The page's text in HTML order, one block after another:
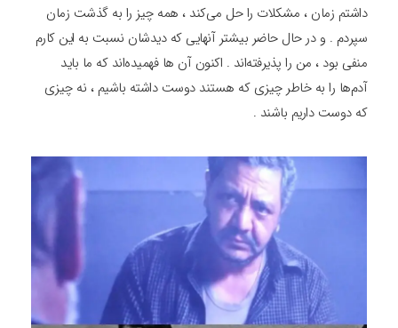
داشتم زمان ، مشکلات را حل می‌کند ، همه چیز را به گذشت زمان
سپردم . و در حال حاضر بیشتر آنهایی که دیدشان نسبت به این کارم
منفی بود ، من را پذیرفته‌اند . اکنون آن ها فهمیده‌اند که ما باید
آدم‌ها را به خاطر چیزی که هستند دوست داشته باشیم ، نه چیزی
که دوست داریم باشند .